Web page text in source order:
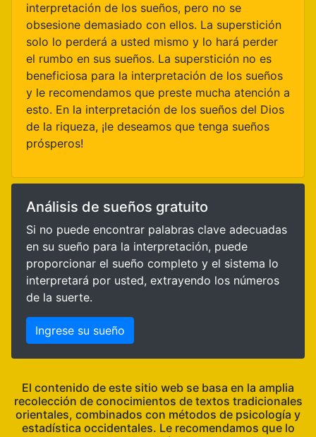
interpretación de los sueños, pero no se
obsesione demasiado con ellos. La superstición
solo lo perderá a usted mismo y lo hará perder
el rumbo en sus sueños. La superstición no es
beneficiosa para la interpretación de los sueños
y le recomendamos que preste mucha atención a
esto. En la interpretación de los sueños del Dios
de la riqueza, ¡le deseamos que tenga sueños
prósperos!
Análisis de sueños gratuito
Si no puede encontrar palabras clave adecuadas
en su sueño para la interpretación, puede
proporcionar el sueño completo y el sistema lo
interpretará por usted, extrayendo los números
de la suerte.
Ingrese su sueño
El contenido de este sitio web se basa en la amplia
recolección de conocimientos de textos tradicionales
orientales, combinados con métodos de psicología y
estadística occidentales. Le recomendamos que lo